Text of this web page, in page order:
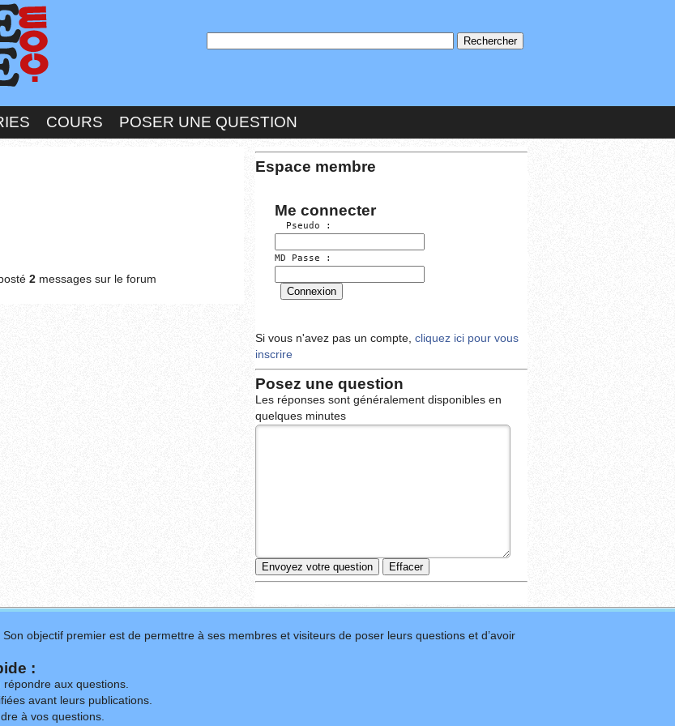
COURS POSER UNE QUESTION
2 messages sur le forum
Espace membre
Me connecter
  Pseudo :
MD Passe :
Si vous n'avez pas un compte, cliquez ici pour vous
inscrire
Posez une question
Les réponses sont généralement disponibles en
quelques minutes
objectif premier est de permettre à ses membres et visiteurs de poser leurs questions et d’avoir
:
répondre aux questions.
avant leurs publications.
à vos questions.